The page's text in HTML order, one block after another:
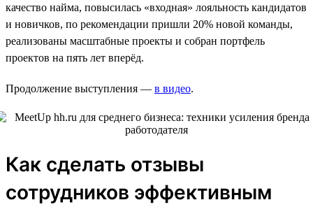
качество найма, повысилась «входная» лояльность кандидатов
и новичков, по рекомендации пришли 20% новой команды,
реализованы масштабные проекты и собран портфель
проектов на пять лет вперёд.
Продолжение выступления — в видео.
Как сделать отзывы
сотрудников эффективным